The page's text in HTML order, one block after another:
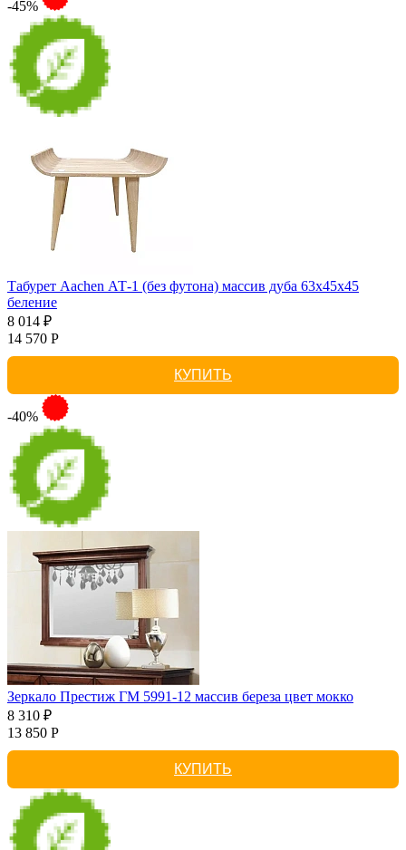
-45%
Табурет Aachen АТ-1 (без футона) массив дуба 63х45х45
беление
8 014 ₽
14 570 Р
КУПИТЬ
-40%
Зеркало Престиж ГМ 5991-12 массив береза цвет мокко
8 310 ₽
13 850 Р
КУПИТЬ